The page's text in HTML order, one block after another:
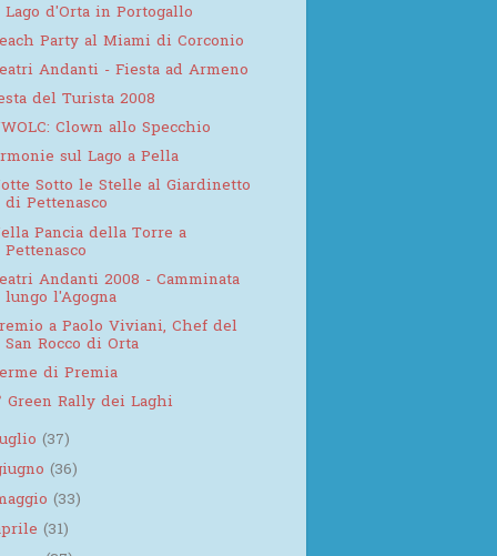
d'Orta in Portogallo
Party al Miami di Corconio
Andanti - Fiesta ad Armeno
del Turista 2008
Clown allo Specchio
sul Lago a Pella
Sotto le Stelle al Giardinetto
di Pettenasco
Pancia della Torre a
Pettenasco
Andanti 2008 - Camminata
lungo l'Agogna
a Paolo Viviani, Chef del
San Rocco di Orta
di Premia
Green Rally dei Laghi
(37)
(36)
(33)
(31)